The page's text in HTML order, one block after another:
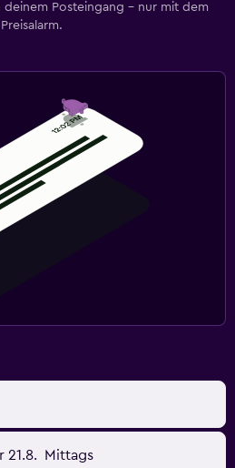
deinem Posteingang – nur mit dem
Preisalarm.
21.8. Mittags